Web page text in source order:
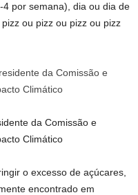
por semana), dia ou dia de
ou pizz ou pizz ou pizz
da Comissão e
Climático
o excesso de açúcares,
encontrado em